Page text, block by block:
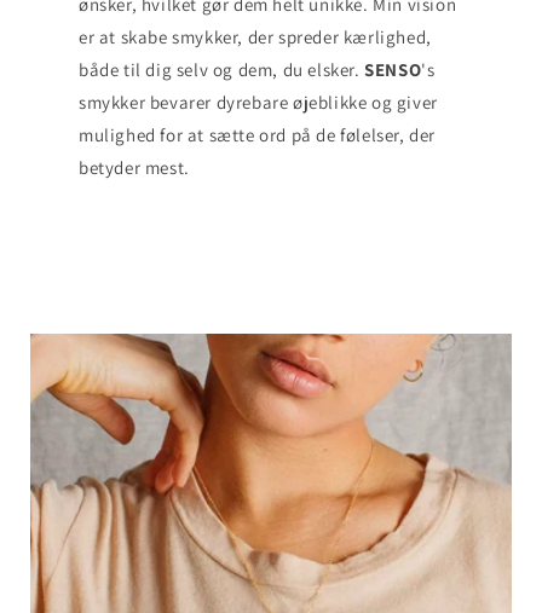
ønsker, hvilket gør dem helt unikke. Min vision
er at skabe smykker, der spreder kærlighed,
både til dig selv og dem, du elsker.SENSO's
smykker bevarer dyrebare øjeblikke og giver
mulighed for at sætte ord på de følelser, der
betyder mest.